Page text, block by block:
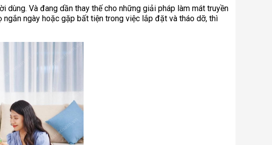
Và đang dần thay thế cho những giải pháp làm mát truyền
ngày hoặc gặp bất tiện trong việc lắp đặt và tháo dỡ, thì